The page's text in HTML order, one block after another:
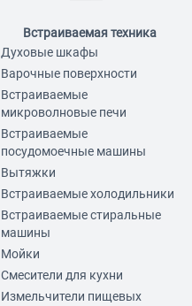
Встраиваемая техника
Духовые шкафы
Варочные поверхности
Встраиваемые
микроволновые печи
Встраиваемые
посудомоечные машины
Вытяжки
Встраиваемые холодильники
Встраиваемые стиральные
машины
Мойки
Смесители для кухни
Измельчители пищевых